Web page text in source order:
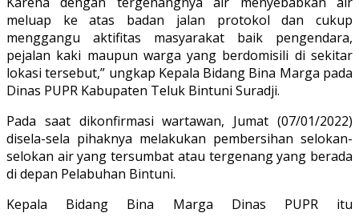
meluap ke atas badan jalan protokol dan cukup
menggangu aktifitas masyarakat baik pengendara,
pejalan kaki maupun warga yang berdomisili di sekitar
lokasi tersebut,” ungkap Kepala Bidang Bina Marga pada
Dinas PUPR Kabupaten Teluk Bintuni Suradji.
Pada saat dikonfirmasi wartawan, Jumat (07/01/2022)
disela-sela pihaknya melakukan pembersihan selokan-
selokan air yang tersumbat atau tergenang yang berada
di depan Pelabuhan Bintuni.
Kepala Bidang Bina Marga Dinas PUPR itu